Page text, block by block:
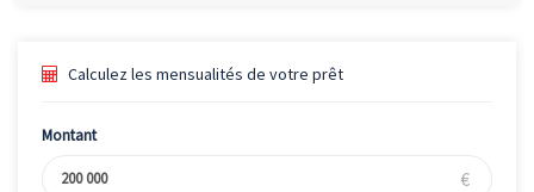
Calculez les mensualités de votre prêt
Montant
€